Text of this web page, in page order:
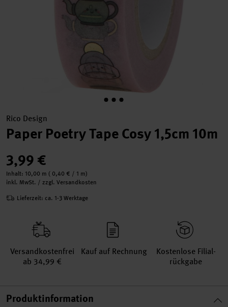
Rico Design
Paper Poetry Tape Cosy 1,5cm 10m
3,99 €
Inhalt: 10,00 m ( 0,40 € / 1 m)
inkl. MwSt. / zzgl. Versandkosten
Lieferzeit: ca. 1-3 Werktage
Versand­kosten­frei
ab 34,99 €
Kauf auf Rechnung
Kosten­lose Filial­
rückgabe
Produktinformation